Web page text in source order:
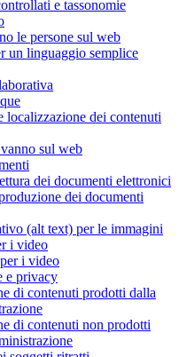
e tassonomie
le persone sul web
un linguaggio semplice
localizzazione dei contenuti
sul web
dei documenti elettronici
dei documenti
(alt text) per le immagini
i video
i video
e privacy
di contenuti prodotti dalla
di contenuti non prodotti